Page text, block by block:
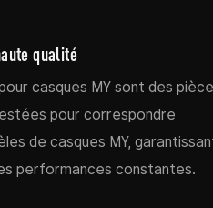
qualité
casques MY sont des
pour correspondre
de casques MY,
performances constantes.